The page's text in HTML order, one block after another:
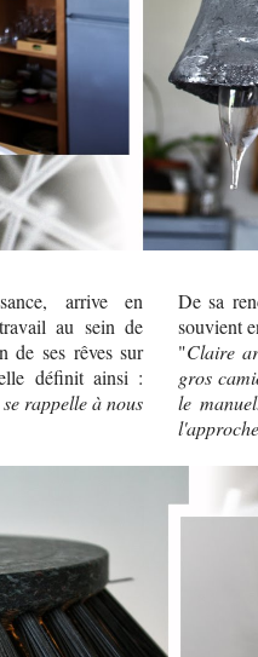
arrive en
au sein de
de ses rêves sur
définit ainsi :
rappelle à nous
De sa
souvient
"Claire
gros
le